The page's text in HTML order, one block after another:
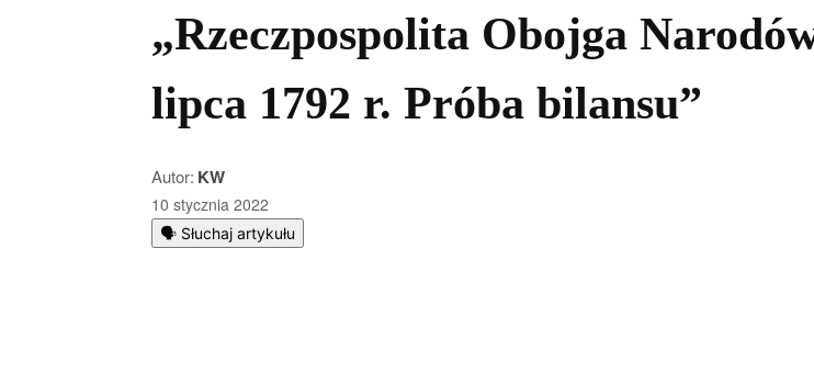
„Rzeczpospolita Obojga
lipca 1792 r. Próba bilansu”
Autor: KW
10 stycznia 2022
🗣️ Słuchaj artykułu